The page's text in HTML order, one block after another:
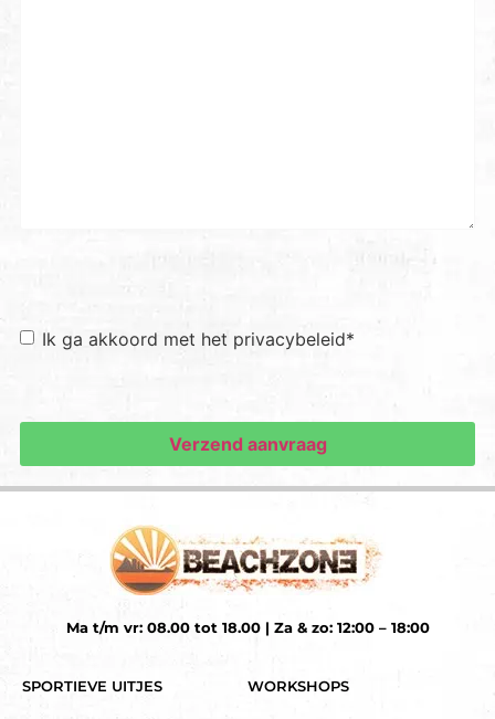
Toestemming*
Ik ga akkoord met het privacybeleid*
Ma t/m vr: 08.00 tot 18.00 | Za & zo: 12:00 – 18:00
SPORTIEVE UITJES WORKSHOPS